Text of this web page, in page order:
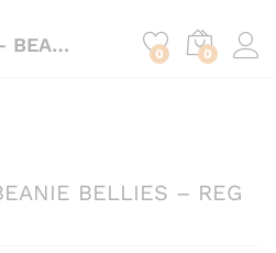
ALEX AXOLOTL – BEANIE BELLIES – REG 0 0
BELLIES – REG